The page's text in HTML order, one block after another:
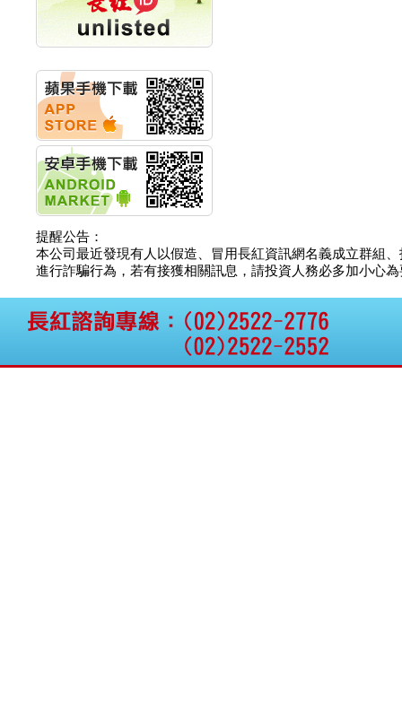
能系統 獲國內首張CNS
認證
華旭先進:代重要子公司
碩通散熱股份有限公司
公告董事會通過發言人
及代理發
華旭先進:代重要子公司
碩通散熱股份有限公司
公告董事會決議發行員
工認股權
華旭先進:代重要子公司
碩通散熱股份有限公司
公告董事會追認113年
向關係
華旭先進:代重要子公司
碩通散熱股份有限公司
公告向關係人取得使用
權資產
仁新醫藥:代重要子公司
BeliteBio,Inc公告受邀參
提醒公告：
本公司最近發現有人以假造、冒用長紅資訊網名義成立群組
進行詐騙行為，若有接獲相關訊息，請投資人務必多加小心